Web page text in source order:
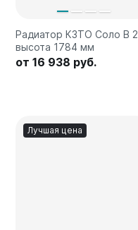
Радиатор КЗТО Соло В 2,
высота 1784 мм
от 16 938 руб.
Лучшая цена